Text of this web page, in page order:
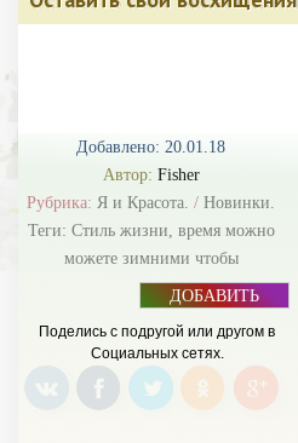
Добавлено: 20.01.18
Автор: Fisher
Рубрика: Я и Красота. / Новинки.
Теги: Стиль жизни, время можно
можете зимними чтобы
ДОБАВИТЬ
Поделись с подругой или другом в
Социальных сетях.